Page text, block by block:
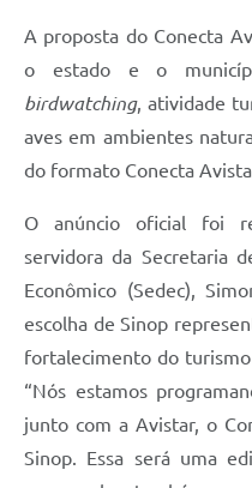
A proposta do Conecta
o estado e o
birdwatching, atividade
aves em ambientes
do formato Conecta
O anúncio oficial foi
servidora da Secretaria
Econômico (Sedec),
escolha de Sinop
fortalecimento do
“Nós estamos
junto com a Avistar, o
Sinop. Essa será uma